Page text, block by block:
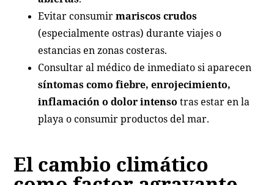
Evitar consumirmariscos crudos
(especialmente ostras) durante viajes o
estancias en zonas costeras.
Consultar al médico de inmediato si aparecen
síntomas como fiebre, enrojecimiento,
inflamación o dolor intenso tras estar en la
playa o consumir productos del mar.
El cambio climático